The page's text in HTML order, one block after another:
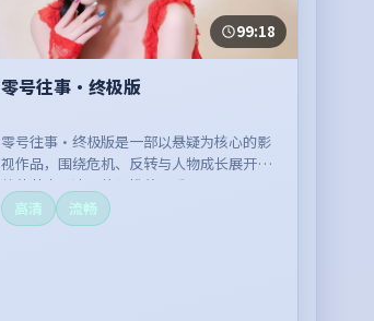
99:18
零号往事·终极版
零号往事·终极版是一部以悬疑为核心的影
视作品，围绕危机、反转与人物成长展开，
整体节奏紧凑，值得推荐观看。
高清
流畅